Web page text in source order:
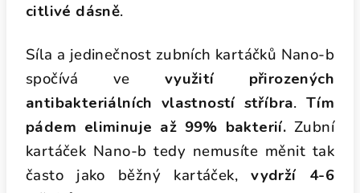
citlivé dásně.
Síla a jedinečnost zubních kartáčků Nano-b
spočívá ve
využití přirozených
antibakteriálních vlastností stříbra. Tím
pádem eliminuje až 99% bakterií. Zubní
kartáček Nano-b tedy nemusíte měnit tak
často jako běžný kartáček,vydrží 4-6